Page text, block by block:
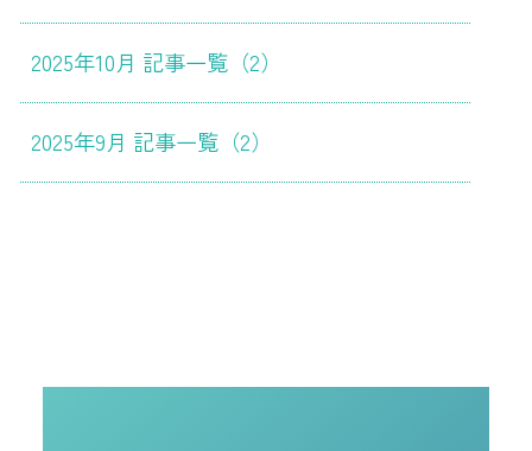
2025年10月 記事一覧（2）
2025年9月 記事一覧（2）